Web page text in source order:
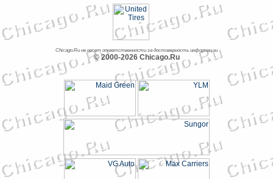
Chicago.Ru не несет ответственности за достоверность информации
© 2000-2026 Chicago.Ru